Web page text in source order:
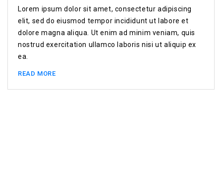
Lorem ipsum dolor sit amet, consectetur adipiscing
elit, sed do eiusmod tempor incididunt ut labore et
dolore magna aliqua. Ut enim ad minim veniam, quis
nostrud exercitation ullamco laboris nisi ut aliquip ex
ea.
READ MORE